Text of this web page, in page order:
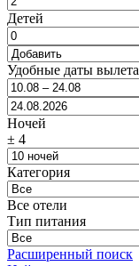
Детей
Удобные даты вылета
Ночей
± 4
Категория
Все отели
Тип питания
Расширенный поиск